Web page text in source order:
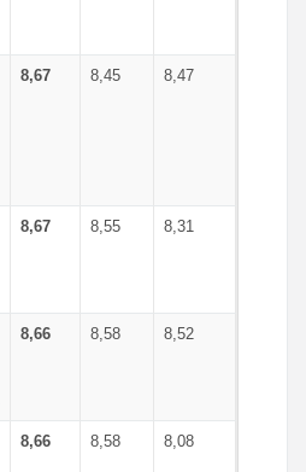
8,67 8,45 8,47
8,67 8,55 8,31
8,66 8,58 8,52
8,66 8,58 8,08